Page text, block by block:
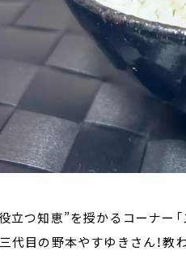
立つ知恵”を授かるコーナー「
代目の野本やすゆきさん！教